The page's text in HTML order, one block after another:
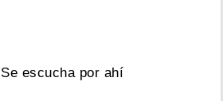
Se escucha por ahí